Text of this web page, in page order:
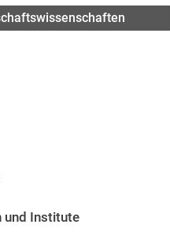
und Institute